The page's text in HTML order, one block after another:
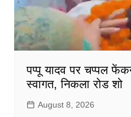
पप्पू यादव पर चप्पल
स्वागत, निकला रोड शो
August 8, 2026